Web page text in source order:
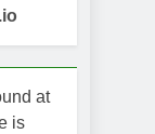
at
is